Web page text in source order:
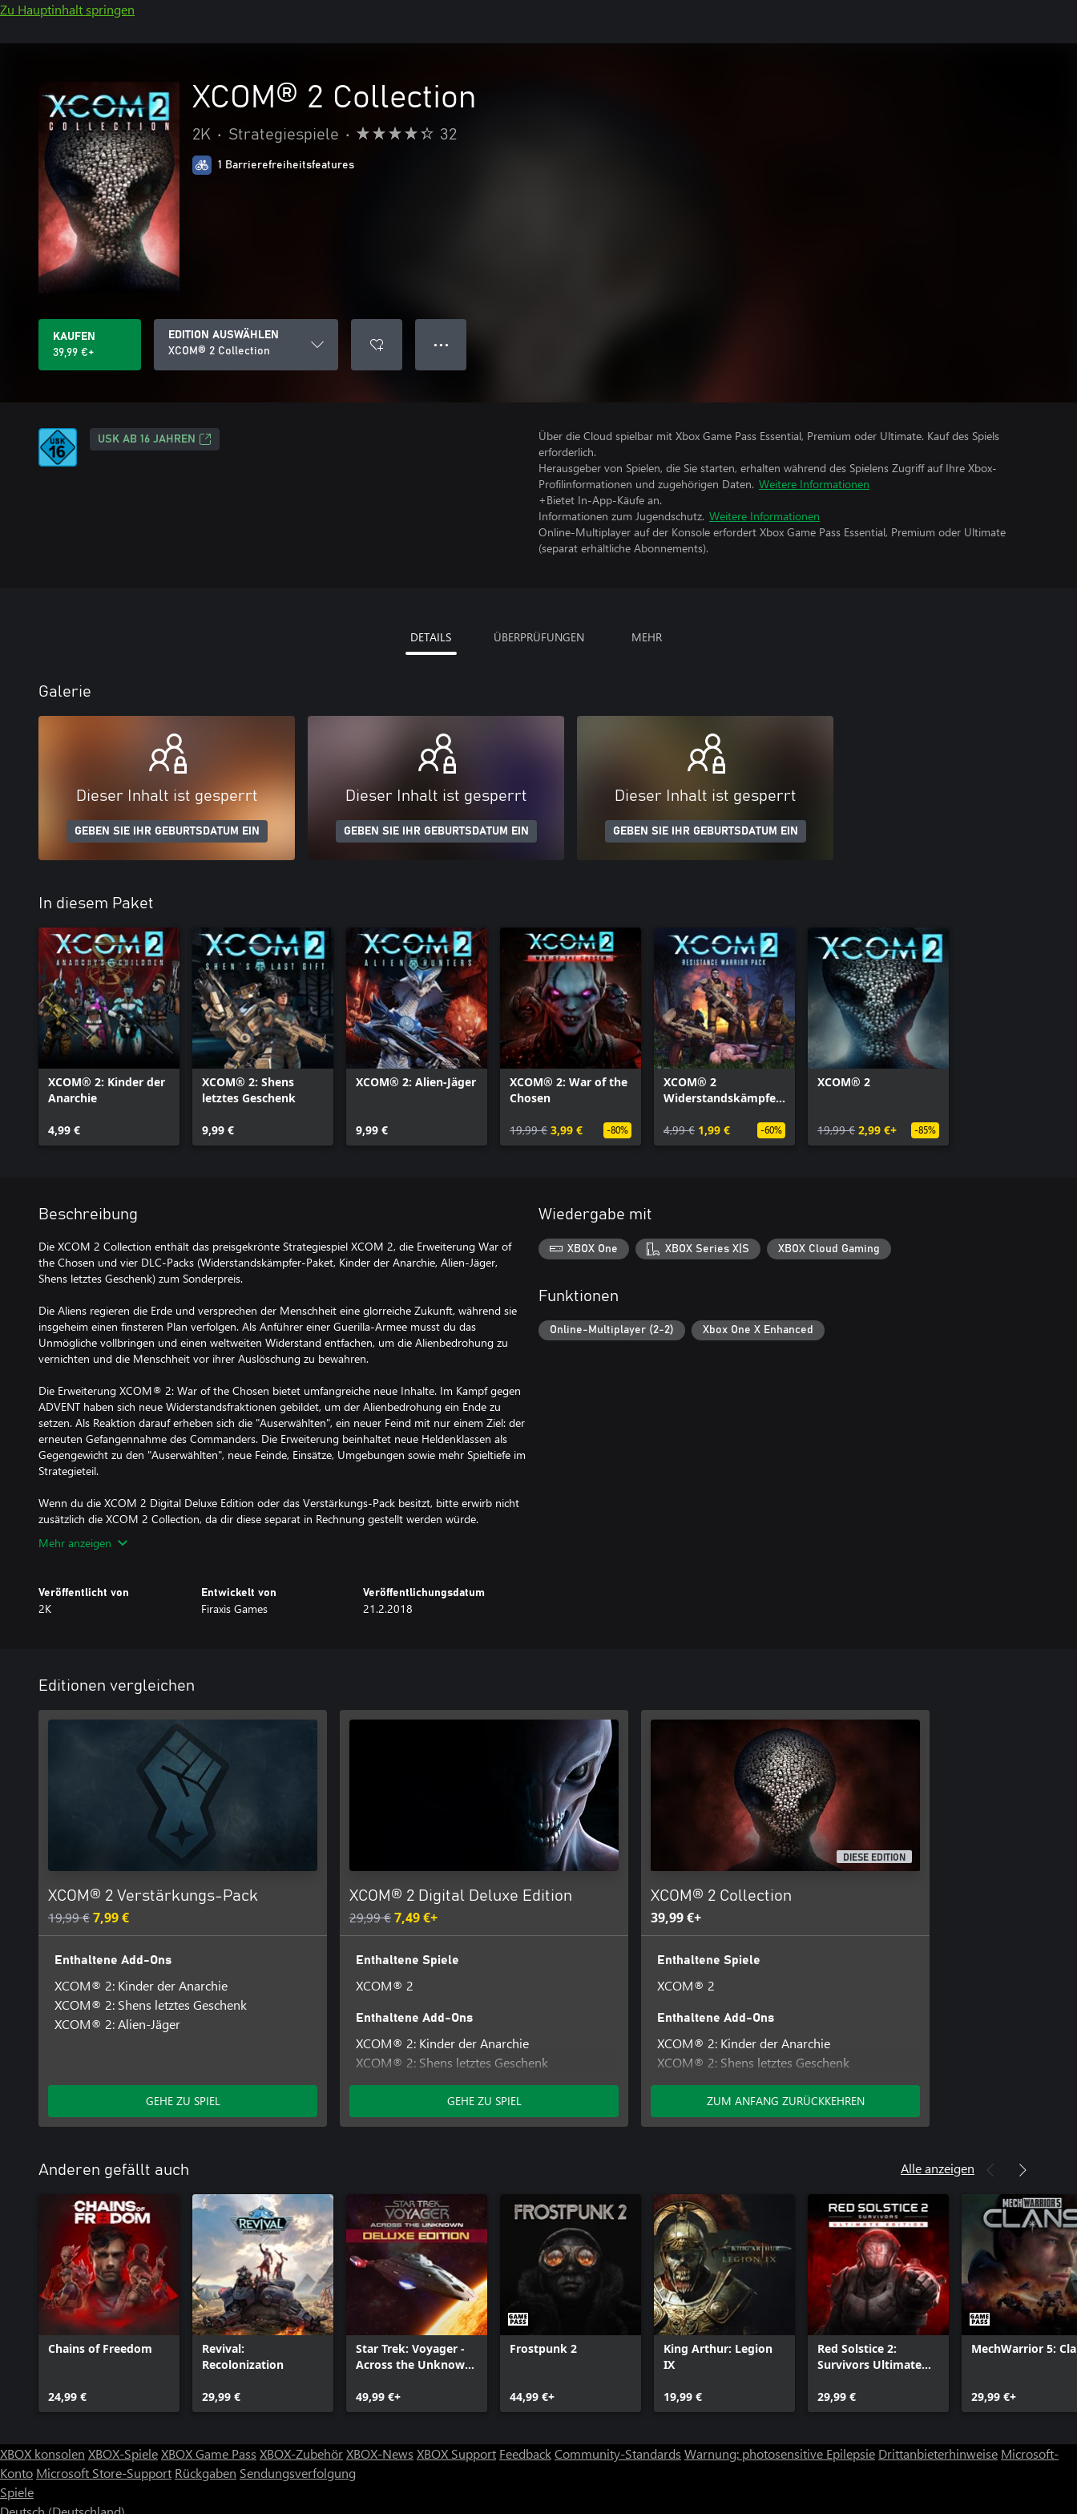
Zu Hauptinhalt springen
XCOM® 2 Collection
2K • Strategiespiele • 32
1 Barrierefreiheitsfeatures
KAUFEN
39,99 €+
EDITION AUSWÄHLEN
XCOM® 2 Collection
● ● ●
USK AB 16 JAHREN
Über die Cloud spielbar mit Xbox Game Pass Essential, Premium oder Ultimate. Kauf des Spiels
erforderlich.
Herausgeber von Spielen, die Sie starten, erhalten während des Spielens Zugriff auf Ihre Xbox-
Profilinformationen und zugehörigen Daten. Weitere Informationen
+Bietet In-App-Käufe an.
Informationen zum Jugendschutz. Weitere Informationen
Online-Multiplayer auf der Konsole erfordert Xbox Game Pass Essential, Premium oder Ultimate
(separat erhältliche Abonnements).
DETAILS ÜBERPRÜFUNGEN MEHR
Galerie
Dieser Inhalt ist gesperrt
GEBEN SIE IHR GEBURTSDATUM EIN
Dieser Inhalt ist gesperrt
GEBEN SIE IHR GEBURTSDATUM EIN
Dieser Inhalt ist gesperrt
GEBEN SIE IHR GEBURTSDATUM EIN
In diesem Paket
XCOM® 2: Kinder der
Anarchie
4,99 €
XCOM® 2: Shens
letztes Geschenk
9,99 €
XCOM® 2: Alien-Jäger
9,99 €
XCOM® 2: War of the
Chosen
19,99 € 3,99 € -80%
XCOM® 2
Widerstandskämpfer-
4,99 € 1,99 € -60%
XCOM® 2
19,99 € 2,99 €+ -85%
Beschreibung
Die XCOM 2 Collection enthält das preisgekrönte Strategiespiel XCOM 2, die Erweiterung War of
the Chosen und vier DLC-Packs (Widerstandskämpfer-Paket, Kinder der Anarchie, Alien-Jäger,
Shens letztes Geschenk) zum Sonderpreis.
Die Aliens regieren die Erde und versprechen der Menschheit eine glorreiche Zukunft, während sie
insgeheim einen finsteren Plan verfolgen. Als Anführer einer Guerilla-Armee musst du das
Unmögliche vollbringen und einen weltweiten Widerstand entfachen, um die Alienbedrohung zu
vernichten und die Menschheit vor ihrer Auslöschung zu bewahren.
Die Erweiterung XCOM® 2: War of the Chosen bietet umfangreiche neue Inhalte. Im Kampf gegen
ADVENT haben sich neue Widerstandsfraktionen gebildet, um der Alienbedrohung ein Ende zu
setzen. Als Reaktion darauf erheben sich die "Auserwählten", ein neuer Feind mit nur einem Ziel: der
erneuten Gefangennahme des Commanders. Die Erweiterung beinhaltet neue Heldenklassen als
Gegengewicht zu den "Auserwählten", neue Feinde, Einsätze, Umgebungen sowie mehr Spieltiefe im
Strategieteil.
Wenn du die XCOM 2 Digital Deluxe Edition oder das Verstärkungs-Pack besitzt, bitte erwirb nicht
zusätzlich die XCOM 2 Collection, da dir diese separat in Rechnung gestellt werden würde.
Mehr anzeigen
Veröffentlicht von
2K
Entwickelt von
Firaxis Games
Veröffentlichungsdatum
21.2.2018
Wiedergabe mit
XBOX One XBOX Series X|S XBOX Cloud Gaming
Funktionen
Online-Multiplayer (2-2) Xbox One X Enhanced
Editionen vergleichen
XCOM® 2 Verstärkungs-Pack
19,99 €7,99 €
Enthaltene Add-Ons
XCOM® 2: Kinder der Anarchie
XCOM® 2: Shens letztes Geschenk
XCOM® 2: Alien-Jäger
GEHE ZU SPIEL
XCOM® 2 Digital Deluxe Edition
29,99 €7,49 €+
Enthaltene Spiele
XCOM® 2
Enthaltene Add-Ons
XCOM® 2: Kinder der Anarchie
XCOM® 2: Shens letztes Geschenk
XCOM® 2: Alien-Jäger
XCOM® 2 Verstärkungs-Pack
GEHE ZU SPIEL
DIESE EDITION
XCOM® 2 Collection
39,99 €+
Enthaltene Spiele
XCOM® 2
Enthaltene Add-Ons
XCOM® 2: Kinder der Anarchie
XCOM® 2: Shens letztes Geschenk
XCOM® 2: Alien-Jäger
XCOM® 2: War of the Chosen
XCOM® 2 Widerstandskämpfer-Pack
ZUM ANFANG ZURÜCKKEHREN
Anderen gefällt auch Alle anzeigen
Chains of Freedom
24,99 €
Revival:
Recolonization
29,99 €
Star Trek: Voyager -
Across the Unknown
49,99 €+
Frostpunk 2
44,99 €+
King Arthur: Legion
IX
19,99 €
Red Solstice 2:
Survivors Ultimate
29,99 €
MechWarrior 5:
29,99 €+
XBOX konsolen XBOX-SpieleXBOX Game Pass XBOX-ZubehörXBOX-News XBOX Support FeedbackCommunity-Standards Warnung: photosensitive Epilepsie Drittanbieterhinweise Microsoft-
Konto Microsoft Store-Support Rückgaben Sendungsverfolgung
Spiele